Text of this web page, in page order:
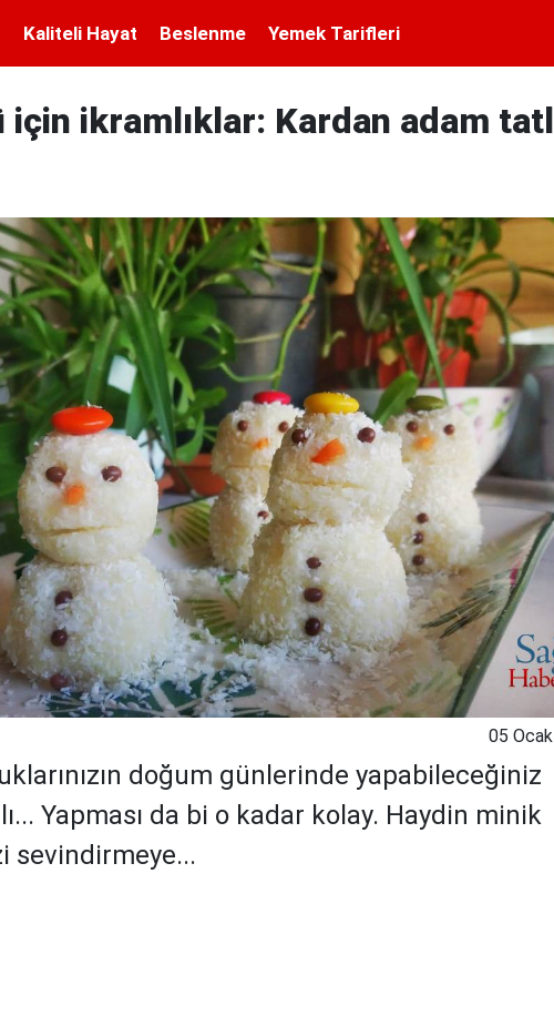
Kaliteli Hayat Beslenme Yemek Tarifleri
için ikramlıklar: Kardan adam
05
doğum günlerinde yapabileceğiniz
Yapması da bi o kadar kolay. Haydin minik
sevindirmeye...